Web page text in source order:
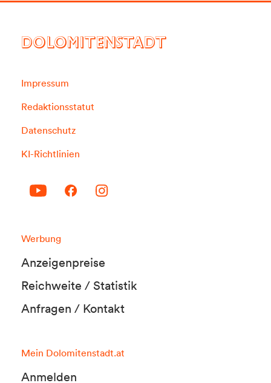
DOLOMITENSTADT
Impressum
Redaktionsstatut
Datenschutz
KI-Richtlinien
Werbung
Anzeigenpreise
Reichweite / Statistik
Anfragen / Kontakt
Mein Dolomitenstadt.at
Anmelden